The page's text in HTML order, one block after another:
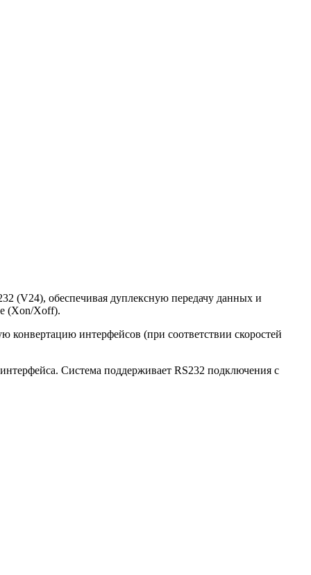
(V24), обеспечивая дуплексную передачу данных и
(Xon/Xoff).
интерфейсов (при соответствии скоростей
Система поддерживает RS232 подключения с